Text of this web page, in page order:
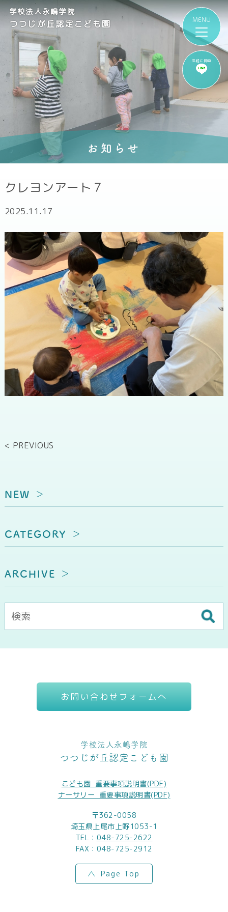
気軽に質問
学校法人永嶋学院
つつじが丘認定こども園
お知らせ
クレヨンアート７
2025.11.17
< PREVIOUS
NEW
CATEGORY
ARCHIVE
お問い合わせフォームへ
学校法人永嶋学院
つつじが丘認定こども園
こども園_重要事項説明書(PDF)
ナーサリー_重要事項説明書(PDF)
〒362-0058
埼玉県上尾市上野1053-1
TEL： 048-725-2622
FAX：048-725-2912
Page Top